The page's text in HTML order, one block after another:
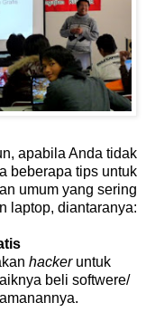
apabila Anda tidak
beberapa tips untuk
umum yang sering
laptop, diantaranya:
hackeruntuk
beli softwere/